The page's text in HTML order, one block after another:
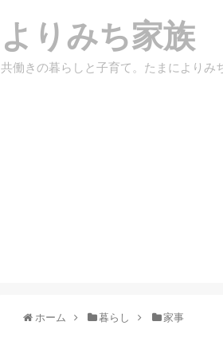
よりみち家族
共働きの暮らしと子育て。たまによりみ
ホーム 暮らし 家事